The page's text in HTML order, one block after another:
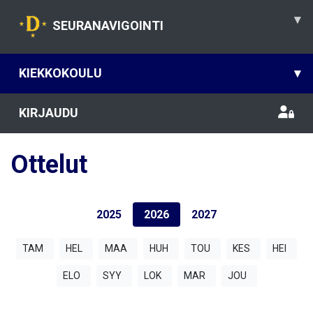
SEURANAVIGOINTI ▾
KIEKKOKOULU ▾
KIRJAUDU
Ottelut
2025 2026 2027
TAM HEL MAA HUH TOU KES HEI
ELO SYY LOK MAR JOU